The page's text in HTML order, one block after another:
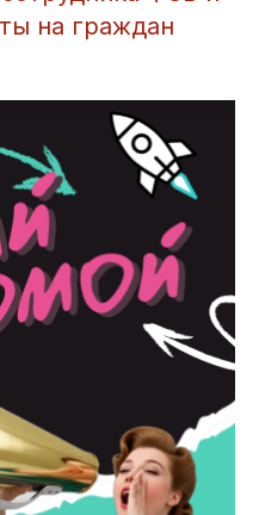
на граждан